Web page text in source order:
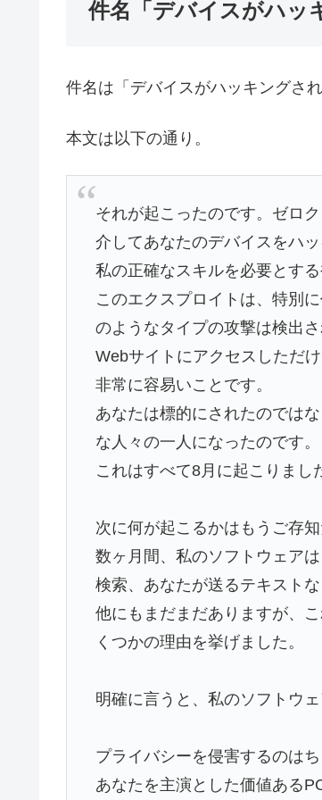
件名「デバイスがハッ
件名は「デバイスがハッキングされ
本文は以下の通り。
それが起こったのです。ゼロ
介してあなたのデバイスをハッ
私の正確なスキルを必要とする
このエクスプロイトは、特別
のようなタイプの攻撃は検出さ
Webサイトにアクセスしただ
非常に容易いことです。
あなたは標的にされたのでは
な人々の一人になったのです。
これはすべて8月に起こりまし
次に何が起こるかはもうご存知
数ヶ月間、私のソフトウェア
検索、あなたが送るテキスト
他にもまだまだありますが、
くつかの理由を挙げました。
明確に言うと、私のソフトウ
プライバシーを侵害するのは
あなたを主演とした価値ある